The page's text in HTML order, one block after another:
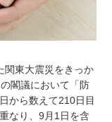
関東大震災をきっか
閣議において「防
から数えて210日目
なり、9月1日を含